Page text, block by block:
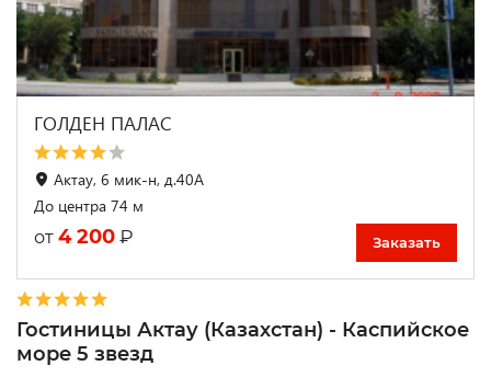
ГОЛДЕН ПАЛАС
Актау, 6 мик-н, д.40А
До центра 74 м
от 4 200 ₽ Заказать
Гостиницы Актау (Казахстан) - Каспийское
море 5 звезд